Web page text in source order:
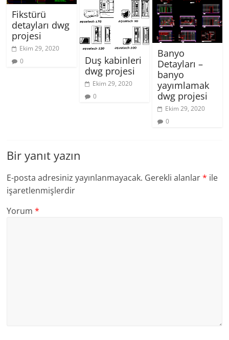
Fikstürü
detayları dwg
projesi
Ekim 29, 2020
0
Duş kabinleri
dwg projesi
Ekim 29, 2020
0
Banyo
Detayları –
banyo
yayımlamak
dwg projesi
Ekim 29, 2020
0
Bir yanıt yazın
E-posta adresiniz yayınlanmayacak. Gerekli alanlar* ile
işaretlenmişlerdir
Yorum*